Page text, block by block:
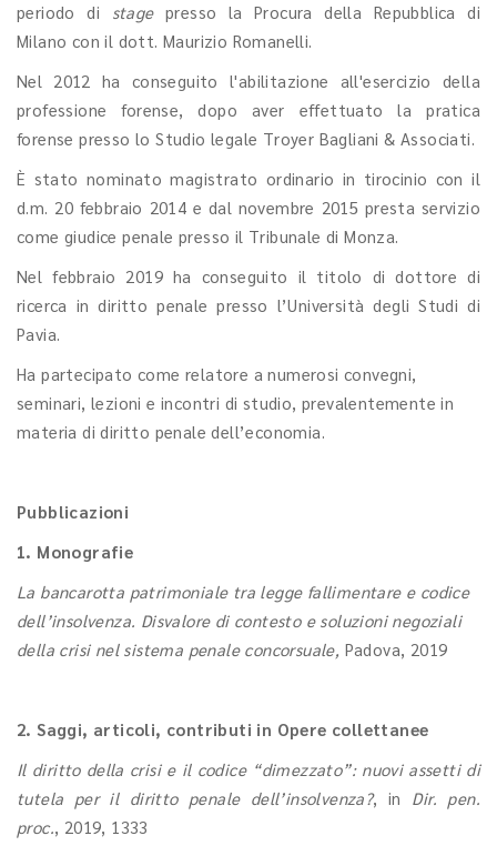
periodo di stagepresso la Procura della Repubblica di
Milano con il dott. Maurizio Romanelli.
Nel 2012 ha conseguito l'abilitazione all'esercizio della
professione forense, dopo aver effettuato la pratica
forense presso lo Studio legale Troyer Bagliani & Associati.
È stato nominato magistrato ordinario in tirocinio con il
d.m. 20 febbraio 2014 e dal novembre 2015 presta servizio
come giudice penale presso il Tribunale di Monza.
Nel febbraio 2019 ha conseguito il titolo di dottore di
ricerca in diritto penale presso l’Università degli Studi di
Pavia.
Ha partecipato come relatore a numerosi convegni,
seminari, lezioni e incontri di studio, prevalentemente in
materia di diritto penale dell’economia.
Pubblicazioni
1. Monografie
La bancarotta patrimoniale tra legge fallimentare e codice
dell’insolvenza. Disvalore di contesto e soluzioni negoziali
della crisi nel sistema penale concorsuale, Padova, 2019
2. Saggi, articoli, contributi in Opere collettanee
Il diritto della crisi e il codice “dimezzato”: nuovi assetti di
tutela per il diritto penale dell’insolvenza?, in Dir. pen.
proc., 2019, 1333